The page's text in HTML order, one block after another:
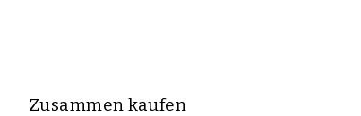
Zusammen kaufen